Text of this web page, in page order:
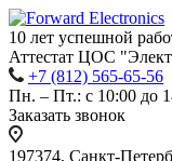
10 лет успешной
Аттестат ЦОС
+7 (812) 565-65-56
Пн. – Пт.: с 10:00 до
Заказать звонок
197374, Санкт-